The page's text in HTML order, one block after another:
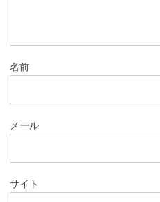
名前
メール
サイト